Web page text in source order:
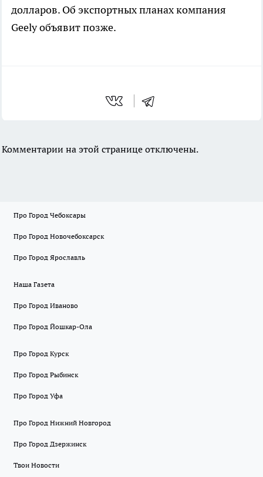
долларов. Об экспортных планах компания
Geely объявит позже.
Комментарии на этой странице отключены.
Про Город Чебоксары
Про Город Новочебоксарск
Про Город Ярославль
Наша Газета
Про Город Иваново
Про Город Йошкар-Ола
Про Город Курск
Про Город Рыбинск
Про Город Уфа
Про Город Нижний Новгород
Про Город Дзержинск
Твои Новости